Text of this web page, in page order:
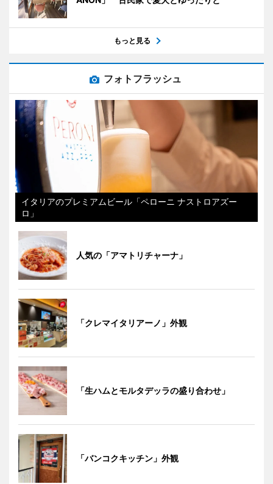
もっと見る
フォトフラッシュ
イタリアのプレミアムビール「ペローニ ナストロアズー
ロ」
人気の「アマトリチャーナ」
「クレマイタリアーノ」外観
「生ハムとモルタデッラの盛り合わせ」
「バンコクキッチン」外観